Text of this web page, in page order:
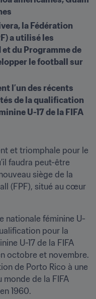
la Fédération
a utilisé les
du Programme de
le football sur
l’un des récents
de la qualification
U-17 de la FIFA
et triomphale pour le
faudra peut-être
siège de la
(FPF), situé au cœur
nationale féminine U-
pour la
U-17 de la FIFA
octobre et novembre.
de Porto Rico à une
monde de la FIFA
1960.